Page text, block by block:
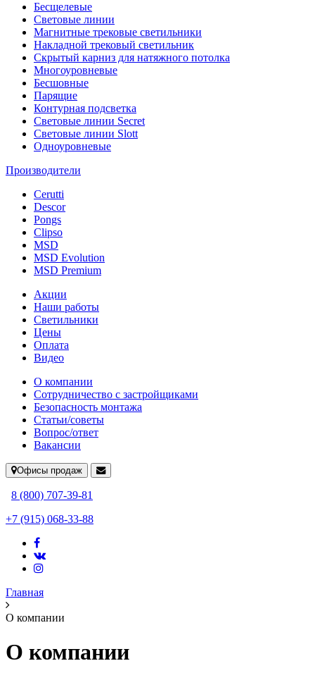
Бесщелевые
Световые линии
Магнитные трековые светильники
Накладной трековый светильник
Скрытый карниз для натяжного потолка
Многоуровневые
Бесшовные
Парящие
Контурная подсветка
Световые линии Secret
Световые линии Slott
Одноуровневые
Производители
Cerutti
Descor
Pongs
Clipso
MSD
MSD Evolution
MSD Premium
Акции
Наши работы
Светильники
Цены
Оплата
Видео
О компании
Сотрудничество с застройщиками
Безопасность монтажа
Статьи/советы
Вопрос/ответ
Вакансии
Офисы продаж
8 (800) 707-39-81
+7 (915) 068-33-88
Главная
О компании
О компании